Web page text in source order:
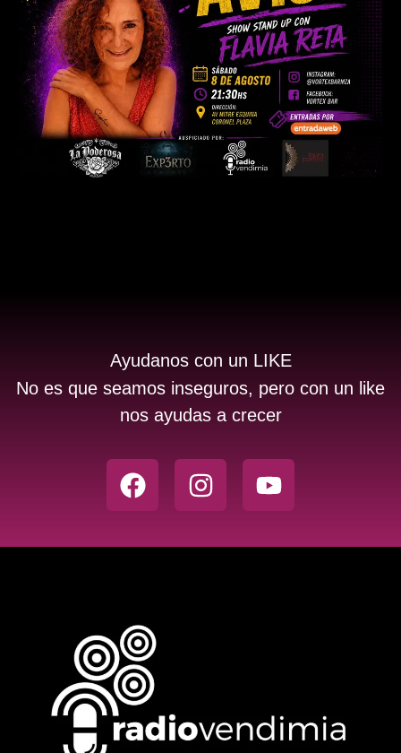
Ayudanos con un LIKE
No es que seamos inseguros, pero con un like
nos ayudas a crecer